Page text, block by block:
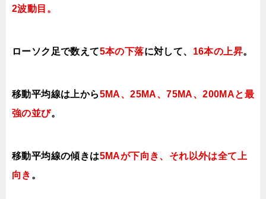
2波動目。
ローソク足で数えて5本の下落に対して、 16本の上昇。
移動平均線は上から5MA、25MA、75MA、200MAと最
強の並び。
移動平均線の傾きは5MAが下向き、それ以外は全て上
向き 。